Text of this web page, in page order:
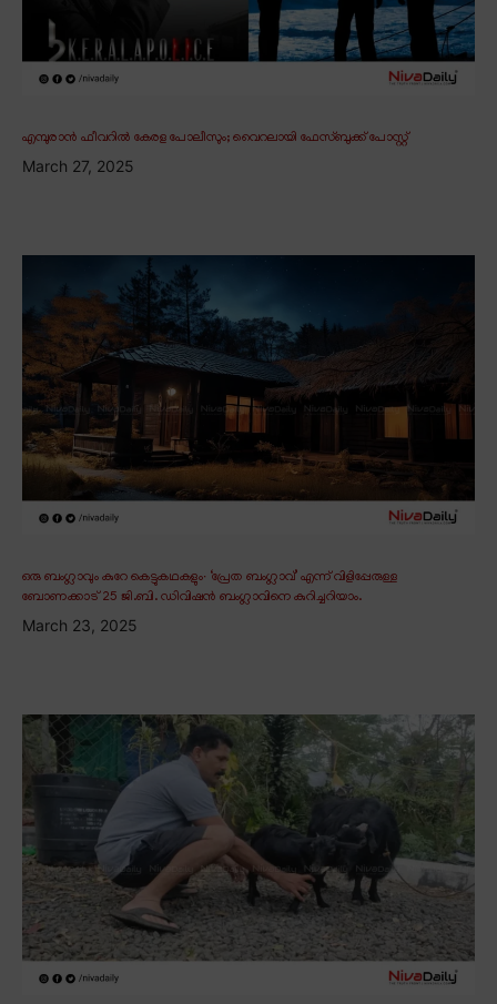
എമ്പുരാൻ ഫീവറിൽ കേരള പോലീസും; വൈറലായി ഫേസ്ബുക്ക് പോസ്റ്റ്
March 27, 2025
ഒരു ബംഗ്ലാവും കുറേ കെട്ടുകഥകളും∙ ‘പ്രേത ബംഗ്ലാവ്’ എന്ന് വിളിപ്പേരുള്ള
ബോണക്കാട് 25 ജി.ബി. ഡിവിഷൻ ബംഗ്ലാവിനെ കുറിച്ചറിയാം.
March 23, 2025